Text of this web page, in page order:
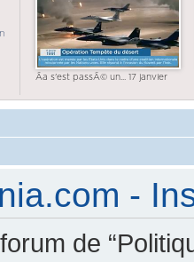
Ãa s'est passÃ© un... 17 janvier
-
de